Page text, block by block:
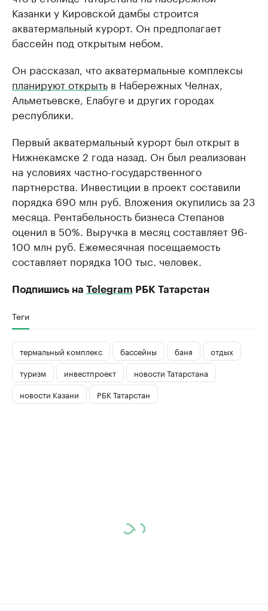
Казанки у Кировской дамбы строится
акватермальный курорт. Он предполагает
бассейн под открытым небом.
Он рассказал, что акватермальные комплексы
планируют открыть в Набережных Челнах,
Альметьевске, Елабуге и других городах
республики.
Первый акватермальный курорт был открыт в
Нижнекамске 2 года назад. Он был реализован
на условиях частно-государственного
партнерства. Инвестиции в проект составили
порядка 690 млн руб. Вложения окупились за 23
месяца. Рентабельность бизнеса Степанов
оценил в 50%. Выручка в месяц составляет 96-
100 млн руб. Ежемесячная посещаемость
составляет порядка 100 тыс. человек.
Подпишись на Telegram РБК Татарстан
Теги
термальный комплекс бассейны баня
отдых
туризм
инвестпроект
новости Татарстана
новости Казани
РБК Татарстан